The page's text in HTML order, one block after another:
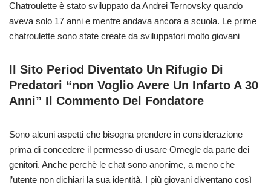
Chatroulette è stato sviluppato da Andrei Ternovsky quando
aveva solo 17 anni e mentre andava ancora a scuola. Le prime
chatroulette sono state create da sviluppatori molto giovani
Il Sito Period Diventato Un Rifugio Di
Predatori “non Voglio Avere Un Infarto A 30
Anni” Il Commento Del Fondatore
Sono alcuni aspetti che bisogna prendere in considerazione
prima di concedere il permesso di usare Omegle da parte dei
genitori. Anche perchè le chat sono anonime, a meno che
l’utente non dichiari la sua identità. I più giovani diventano così